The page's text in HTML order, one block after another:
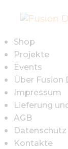
Shop
Projekte
Events
Über Fusion
Impressum
Lieferung
AGB
Datenschutz
Kontakte